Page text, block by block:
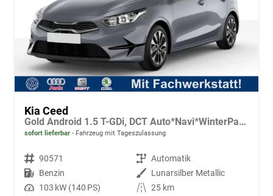
Kia Ceed
Gold Android 1.5 T-GDi, DCT Auto*Navi*WinterPak*Klimaauto*16"*Kamera*PrivacyGlas*
sofort lieferbar Fahrzeug mit Tageszulassung
Fahrzeugnr. 90571 Getriebe Automatik
Kraftstoff Benzin Außenfarbe Lunarsilber Metallic
Leistung 103 kW (140 PS) Kilometerstand 25 km